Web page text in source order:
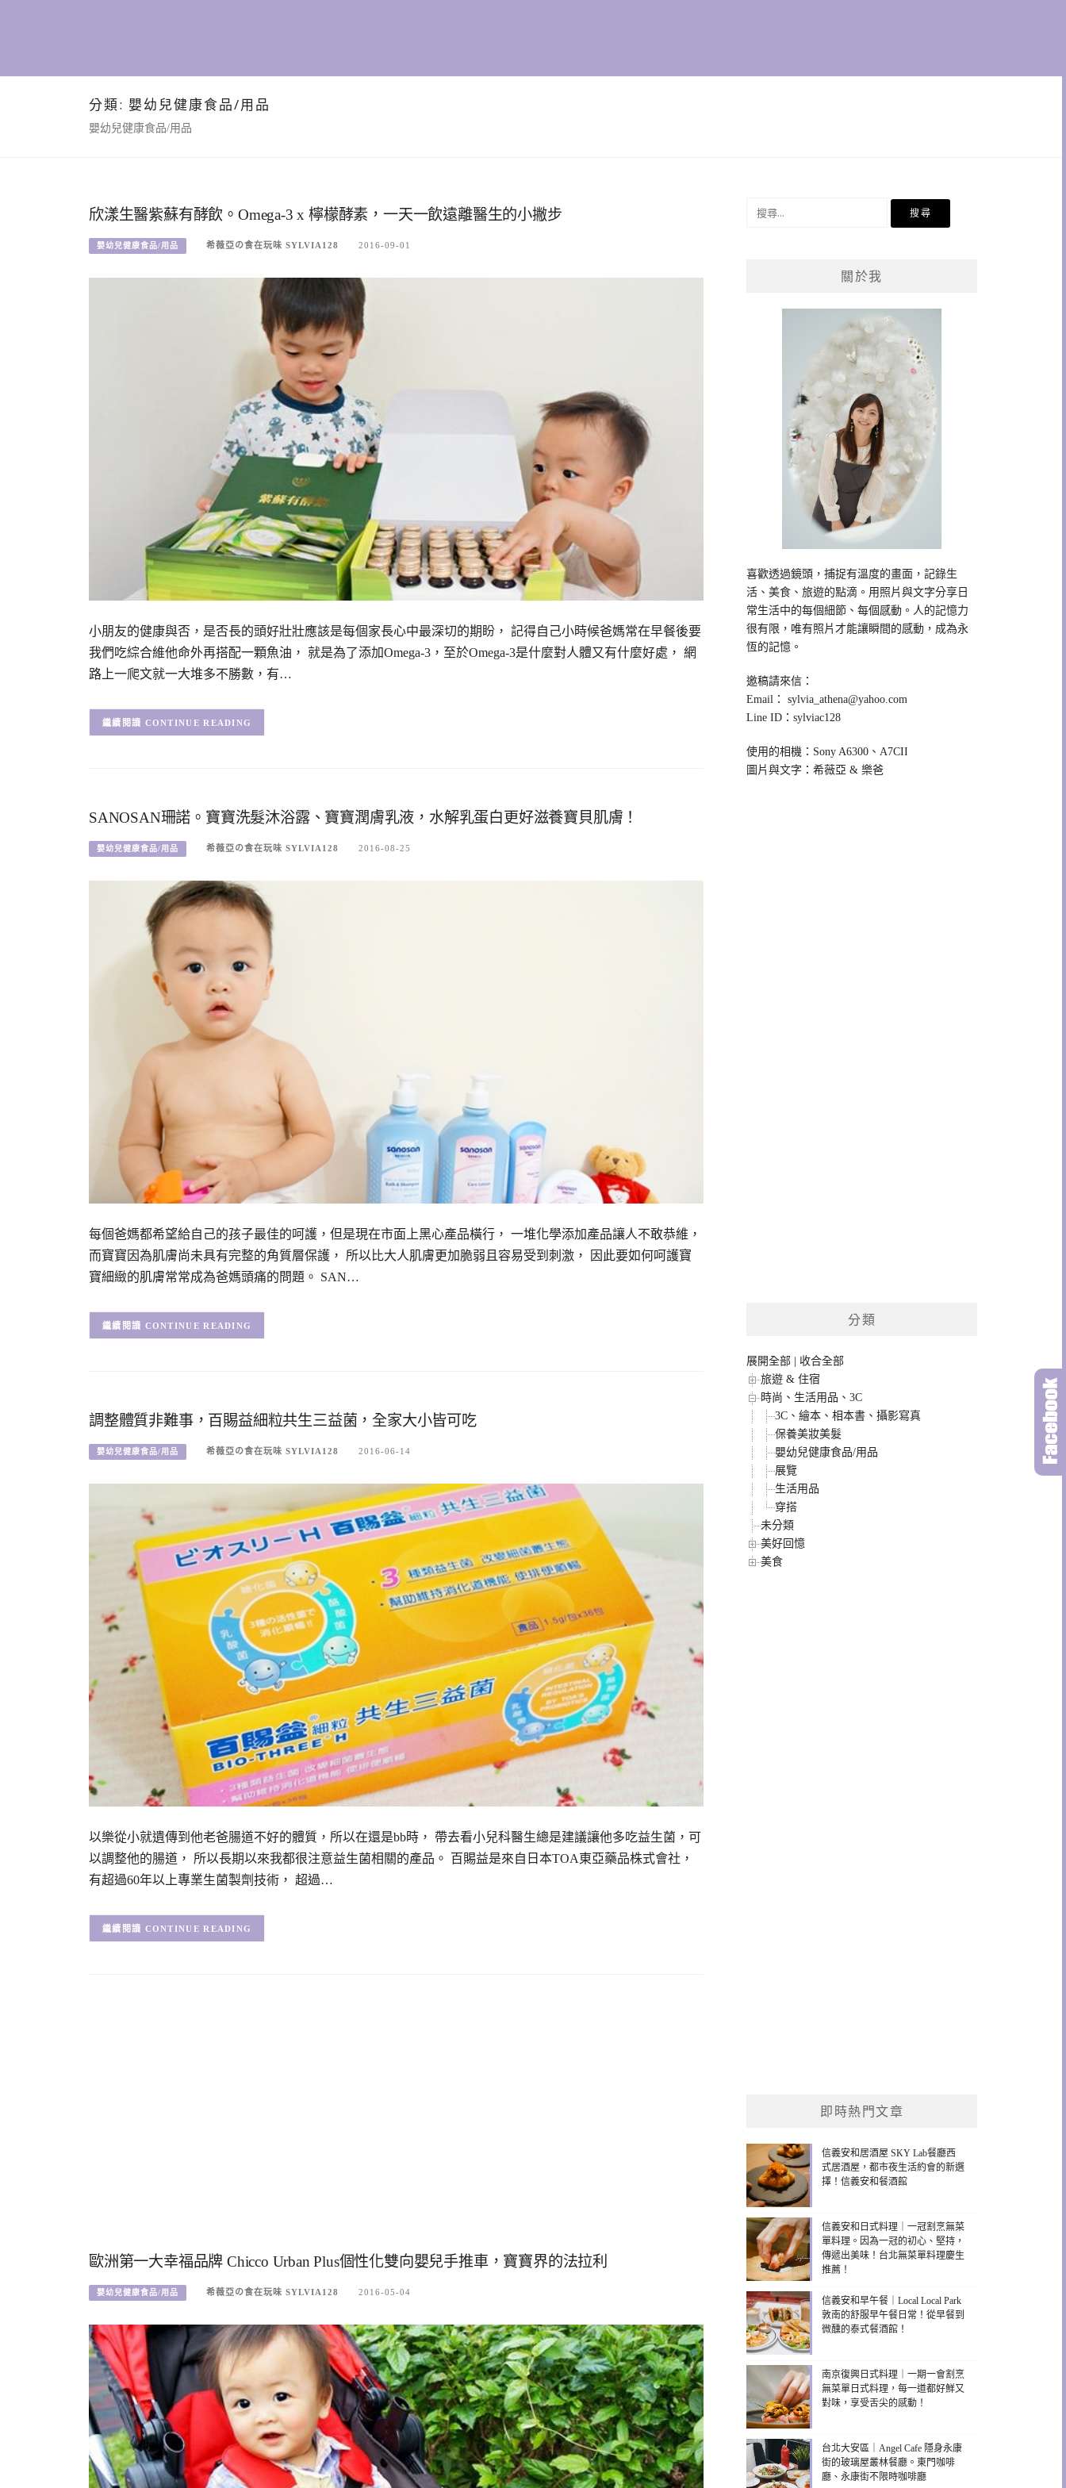
分類: 嬰幼兒健康食品/用品
嬰幼兒健康食品/用品
欣漾生醫紫蘇有酵飲。Omega-3 x 檸檬酵素，一天一飲遠離醫生的小撇步
嬰幼兒健康食品/用品 希薇亞の食在玩味 SYLVIA128 2016-09-01
小朋友的健康與否，是否長的頭好壯壯應該是每個家長心中最深切的期盼， 記得自己小時候爸媽常在早餐後要
我們吃綜合維他命外再搭配一顆魚油， 就是為了添加Omega-3，至於Omega-3是什麼對人體又有什麼好處， 網
路上一爬文就一大堆多不勝數，有…
CONTINUE READING
SANOSAN珊諾。寶寶洗髮沐浴露、寶寶潤膚乳液，水解乳蛋白更好滋養寶貝肌膚！
嬰幼兒健康食品/用品 希薇亞の食在玩味 SYLVIA128 2016-08-25
每個爸媽都希望給自己的孩子最佳的呵護，但是現在市面上黑心產品橫行， 一堆化學添加產品讓人不敢恭維，
而寶寶因為肌膚尚未具有完整的角質層保護， 所以比大人肌膚更加脆弱且容易受到刺激， 因此要如何呵護寶
寶細緻的肌膚常常成為爸媽頭痛的問題。 SAN…
CONTINUE READING
調整體質非難事，百賜益細粒共生三益菌，全家大小皆可吃
嬰幼兒健康食品/用品 希薇亞の食在玩味 SYLVIA128 2016-06-14
以樂從小就遺傳到他老爸腸道不好的體質，所以在還是bb時， 帶去看小兒科醫生總是建議讓他多吃益生菌，可
以調整他的腸道， 所以長期以來我都很注意益生菌相關的產品。 百賜益是來自日本TOA東亞藥品株式會社，
有超過60年以上專業生菌製劑技術， 超過…
CONTINUE READING
歐洲第一大幸福品牌 Chicco Urban Plus個性化雙向嬰兒手推車，寶寶界的法拉利
嬰幼兒健康食品/用品 希薇亞の食在玩味 SYLVIA128 2016-05-04
關於我
喜歡透過鏡頭，捕捉有溫度的畫面，記錄生
活、美食、旅遊的點滴。用照片與文字分享日
常生活中的每個細節、每個感動。人的記憶力
很有限，唯有照片才能讓瞬間的感動，成為永
恆的記憶。
邀稿請來信：
Email：
sylvia_athena@yahoo.com
Line ID：sylviac128
使用的相機：Sony A6300、A7CII
圖片與文字：希薇亞 & 樂爸
分類
展開全部
收合全部
旅遊 & 住宿
時尚、生活用品、3C
3C、繪本、相本書、攝影寫真
保養美妝美髮
嬰幼兒健康食品/用品
展覽
生活用品
穿搭
未分類
美好回憶
美食
即時熱門文章
信義安和居酒屋 SKY Lab餐廳西
式居酒屋，都市夜生活約會的新選
擇！信義安和餐酒館
信義安和日式料理｜一冠割烹無菜
單料理。因為一冠的初心、堅持，
傳遞出美味！台北無菜單料理慶生
推薦！
信義安和早午餐｜Local Local Park
敦南的舒服早午餐日常！從早餐到
微醺的泰式餐酒館！
南京復興日式料理｜一期一會割烹
無菜單日式料理，每一道都好鮮又
對味，享受舌尖的感動！
台北大安區｜Angel Cafe 隱身永康
街的玻璃屋叢林餐廳。東門咖啡
廳、永康街不限時咖啡廳